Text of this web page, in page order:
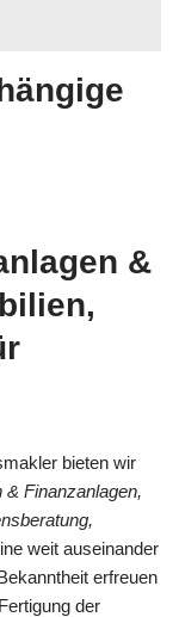
&
bieten wir
& Finanzanlagen,
weit auseinander
erfreuen
der